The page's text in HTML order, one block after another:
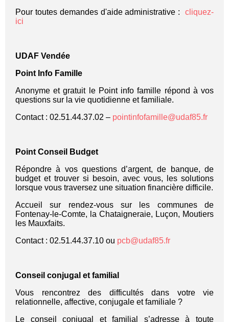
Pour toutes demandes d'aide administrative : cliquez-
ici
UDAF Vendée
Point Info Famille
Anonyme et gratuit le Point info famille répond à vos
questions sur la vie quotidienne et familiale.
Contact : 02.51.44.37.02 – pointinfofamille@udaf85.fr
Point Conseil Budget
Répondre à vos questions d’argent, de banque, de
budget et trouver si besoin, avec vous, les solutions
lorsque vous traversez une situation financière difficile.
Accueil sur rendez-vous sur les communes de
Fontenay-le-Comte, la Chataigneraie, Luçon, Moutiers
les Mauxfaits.
Contact : 02.51.44.37.10 ou pcb@udaf85.fr
Conseil conjugal et familial
Vous rencontrez des difficultés dans votre vie
relationnelle, affective, conjugale et familiale ?
Le conseil conjugal et familial s’adresse à toute